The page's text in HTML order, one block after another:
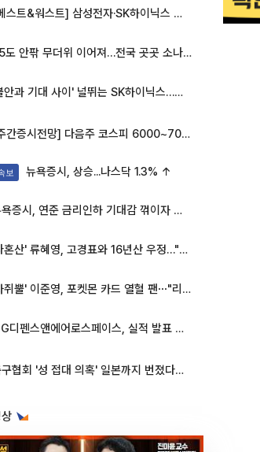
[베스트&워스트] 삼성전자·SK하이닉스 밀린 한 주…상상인증권은 85% 급등
35도 안팎 무더위 이어져…전국 곳곳 소나기 [오늘 날씨]
'불안과 기대 사이' 널뛰는 SK하이닉스…증권가 "HBM4·LTA 기반 펀터멘털 견고"
[주간증시전망] 다음주 코스피 6000~7000⋯“外人 수급은 정책이 변수”
보 뉴욕증시, 상승...나스닥 1.3% ↑
뉴욕증시, 연준 금리인하 기대감 꺾이자 상승...S&P500 사상 최고치 [종합]
'나혼산' 류혜영, 고경표와 16년산 우정…"자취방서 부모님과 마주쳐"
'차쥐뿔' 이준영, 포켓몬 카드 열혈 팬⋯"리셀러 처단할 것"
LIG디펜스앤에어로스페이스, 실적 발표 후 급락→반등⋯증권가 “28년까지 튼튼”
축구협회 '성 접대 의혹' 일본까지 번졌다…日 심판 실명 공개